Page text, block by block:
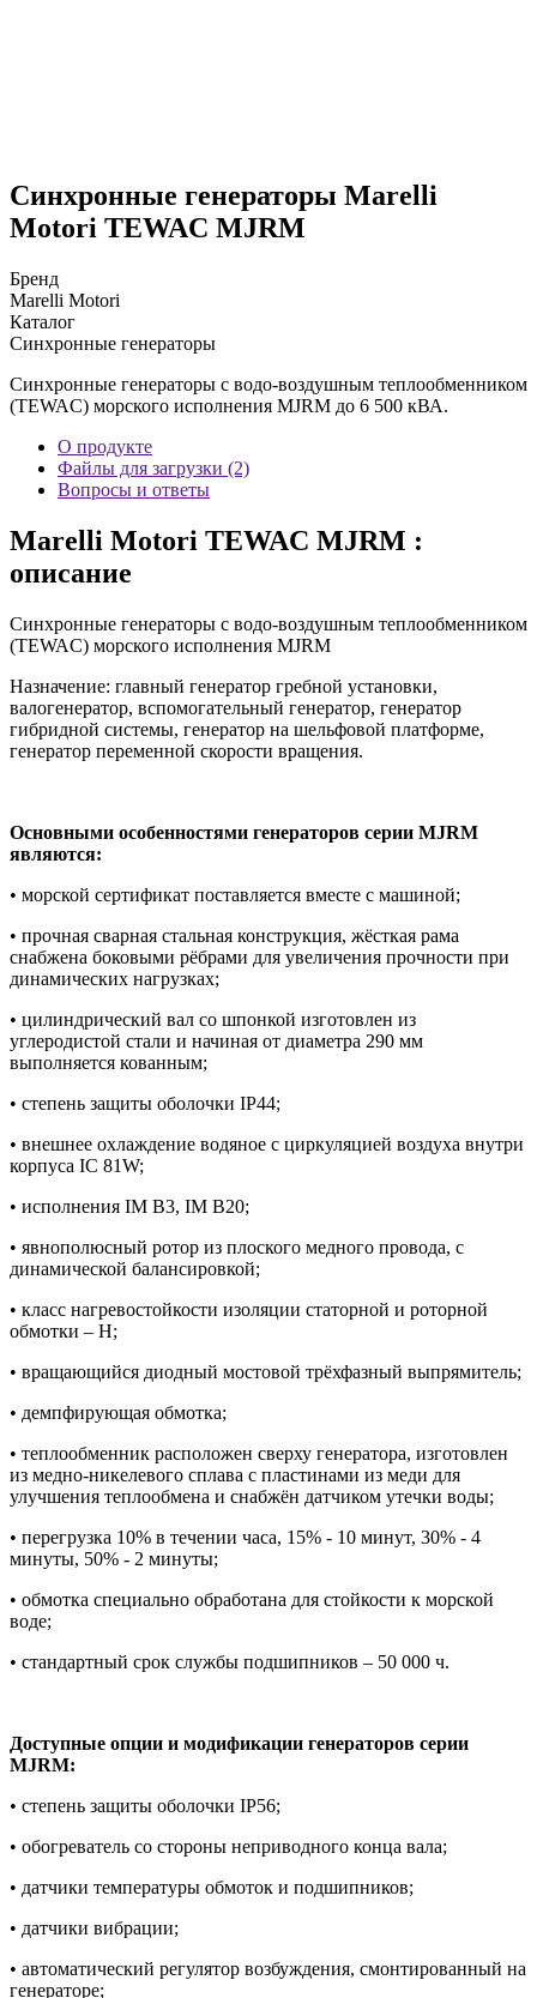
Синхронные генераторы Marelli
Motori TEWAC MJRM
Бренд
Marelli Motori
Каталог
Синхронные генераторы
Синхронные генераторы с водо-воздушным теплообменником
(TEWAC) морского исполнения MJRM до 6 500 кВА.
О продукте
Файлы для загрузки (2)
Вопросы и ответы
Marelli Motori TEWAC MJRM :
описание
Синхронные генераторы с водо-воздушным теплообменником
(TEWAC) морского исполнения MJRM
Назначение: главный генератор гребной установки,
валогенератор, вспомогательный генератор, генератор
гибридной системы, генератор на шельфовой платформе,
генератор переменной скорости вращения.
Основными особенностями генераторов серии MJRM
являются:
• морской сертификат поставляется вместе с машиной;
• прочная сварная стальная конструкция, жёсткая рама
снабжена боковыми рёбрами для увеличения прочности при
динамических нагрузках;
• цилиндрический вал со шпонкой изготовлен из
углеродистой стали и начиная от диаметра 290 мм
выполняется кованным;
• степень защиты оболочки IP44;
• внешнее охлаждение водяное с циркуляцией воздуха внутри
корпуса IC 81W;
• исполнения IM B3, IM B20;
• явнополюсный ротор из плоского медного провода, с
динамической балансировкой;
• класс нагревостойкости изоляции статорной и роторной
обмотки – H;
• вращающийся диодный мостовой трёхфазный выпрямитель;
• демпфирующая обмотка;
• теплообменник расположен сверху генератора, изготовлен
из медно-никелевого сплава с пластинами из меди для
улучшения теплообмена и снабжён датчиком утечки воды;
• перегрузка 10% в течении часа, 15% - 10 минут, 30% - 4
минуты, 50% - 2 минуты;
• обмотка специально обработана для стойкости к морской
воде;
• стандартный срок службы подшипников – 50 000 ч.
Доступные опции и модификации генераторов серии
MJRM:
• степень защиты оболочки IP56;
• обогреватель со стороны неприводного конца вала;
• датчики температуры обмоток и подшипников;
• датчики вибрации;
• автоматический регулятор возбуждения, смонтированный на
генераторе;